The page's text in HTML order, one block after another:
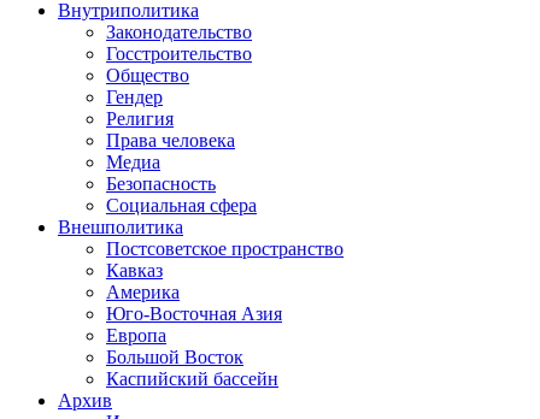
Внутриполитика
Законодательство
Госстроительство
Общество
Гендер
Религия
Права человека
Медиа
Безопасность
Социальная сфера
Внешполитика
Постсоветское пространство
Кавказ
Америка
Юго-Восточная Азия
Европа
Большой Восток
Каспийский бассейн
Архив